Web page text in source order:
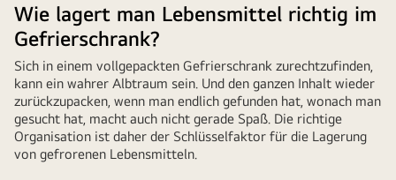
Wie lagert man Lebensmittel richtig im
Gefrierschrank?
Sich in einem vollgepackten Gefrierschrank zurechtzufinden,
kann ein wahrer Albtraum sein. Und den ganzen Inhalt wieder
zurückzupacken, wenn man endlich gefunden hat, wonach man
gesucht hat, macht auch nicht gerade Spaß. Die richtige
Organisation ist daher der Schlüsselfaktor für die Lagerung
von gefrorenen Lebensmitteln.